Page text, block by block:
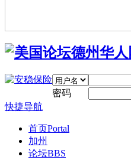
密码
快捷导航
首页Portal
加州
论坛BBS